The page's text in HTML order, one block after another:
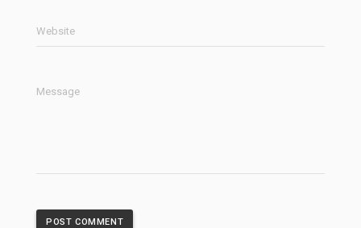
Website
Message